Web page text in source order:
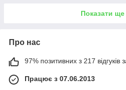
Показати ще
Про нас
97% позитивних з 217 відгуків
Працює з 07.06.2013